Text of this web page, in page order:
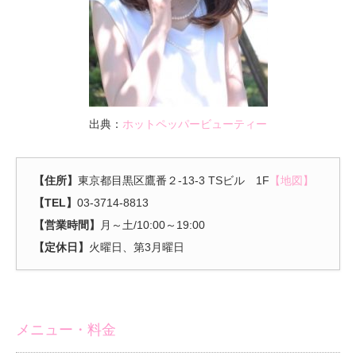
出典： ホットペッパービューティー
【住所】 東京都目黒区鷹番２-13-3 TSビル 1F 【地図】
【TEL】 03-3714-8813
【営業時間】
月～土/10:00～19:00
【定休日】 火曜日、第3月曜日
メニュー・料金